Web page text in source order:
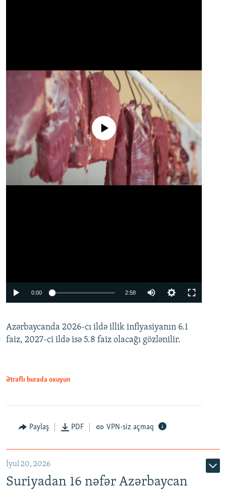
Auto
No media source currently available
0:00 2:58
360p
480p
Azərbaycanda 2026-cı ildə illik inflyasiyanın 6.1
faiz, 2027-ci ildə isə 5.8 faiz olacağı gözlənilir.
Ətraflı burada oxuyun
Paylaş PDF VPN-siz açmaq
İyul 20, 2026
Suriyadan 16 nəfər Azərbaycan